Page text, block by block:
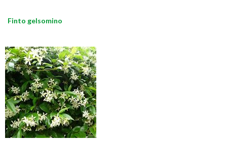
Finto gelsomino